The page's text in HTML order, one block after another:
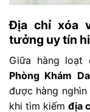
Địa chỉ xóa
tưởng uy tín
Giữa hàng loạt
Phòng Khám
được hàng
khi tìm kiếm địa